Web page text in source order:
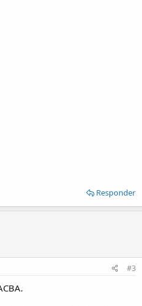
Responder
#3